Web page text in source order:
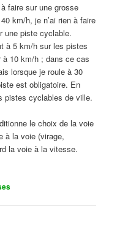
faire sur une grosse
km/h, je n’ai rien à faire
une piste cyclable.
à 5 km/h sur les pistes
à 10 km/h ; dans ce cas
lorsque je roule à 30
est obligatoire. En
pistes cyclables de ville.
le choix de la voie
à la voie (virage,
la voie à la vitesse.